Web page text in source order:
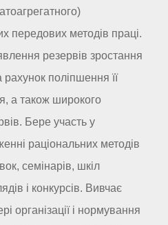
передових методів праці.
резервів зростання
рахунок поліпшення її
а також широкого
Бере участь у
раціональних методів
семінарів, шкіл
і конкурсів. Вивчає
організації і нормування